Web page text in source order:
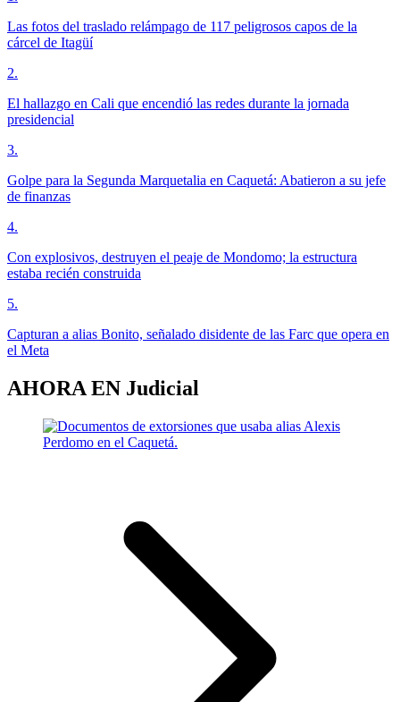
Las fotos del traslado relámpago de 117 peligrosos capos de la
cárcel de Itagüí
2.
El hallazgo en Cali que encendió las redes durante la jornada
presidencial
3.
Golpe para la Segunda Marquetalia en Caquetá: Abatieron a su jefe
de finanzas
4.
Con explosivos, destruyen el peaje de Mondomo; la estructura
estaba recién construida
5.
Capturan a alias Bonito, señalado disidente de las Farc que opera en
el Meta
AHORA EN Judicial